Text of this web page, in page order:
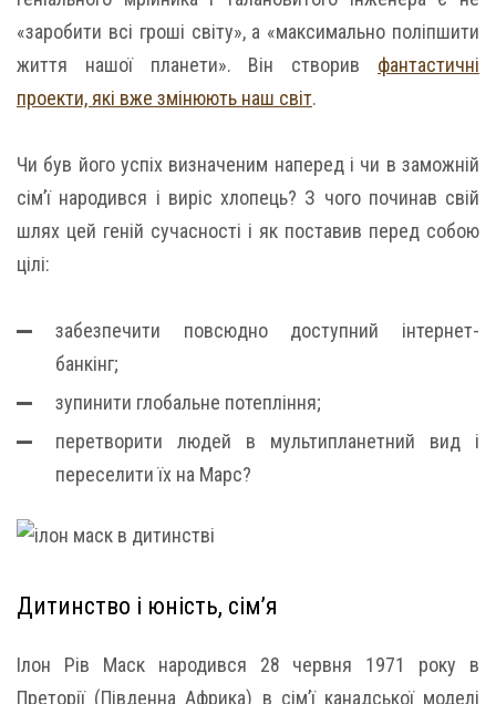
«заробити всі гроші світу», а «максимально поліпшити
життя нашої планети». Він створив фантастичні
проекти, які вже змінюють наш світ.
Чи був його успіх визначеним наперед і чи в заможній
сім’ї народився і виріс хлопець? З чого починав свій
шлях цей геній сучасності і як поставив перед собою
цілі:
забезпечити повсюдно доступний інтернет-
банкінг;
зупинити глобальне потепління;
перетворити людей в мультипланетний вид і
переселити їх на Марс?
Дитинство і юність, сім’я
Ілон Рів Маск народився 28 червня 1971 року в
Преторії (Південна Африка) в сім’ї канадської моделі